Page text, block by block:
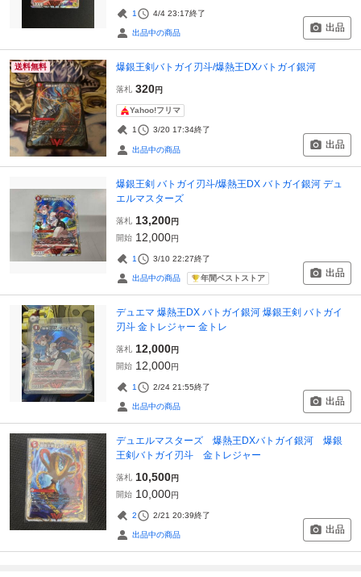
1 4/4 23:17終了
出品中の商品 出品
送料無料 爆銀王剣バトガイ刃斗/爆熱王DXバトガイ銀河
落札 320円
Yahoo!フリマ
1 3/20 17:34終了
出品中の商品 出品
爆銀王剣 バトガイ刃斗/爆熱王DX バトガイ銀河 デュ
エルマスターズ
落札 13,200円
開始 12,000円
1 3/10 22:27終了
出品中の商品 年間ベストストア 出品
デュエマ 爆熱王DX バトガイ銀河 爆銀王剣 バトガイ
刃斗 金トレジャー 金トレ
落札 12,000円
開始 12,000円
1 2/24 21:55終了
出品中の商品 出品
デュエルマスターズ 爆熱王DXバトガイ銀河 爆銀
王剣バトガイ刃斗 金トレジャー
落札 10,500円
開始 10,000円
2 2/21 20:39終了
出品中の商品 出品